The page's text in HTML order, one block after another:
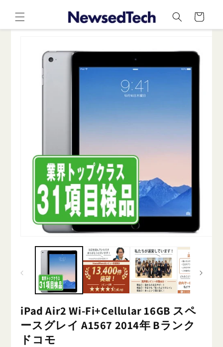
ンツに
進む
ー
ト
キップ
iPad Air2 Wi-Fi+Cellular 16GB スペ
ースグレイ A1567 2014年 Bランク
ドコモ